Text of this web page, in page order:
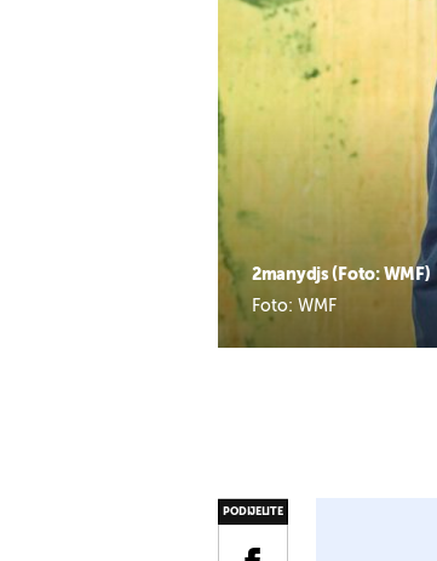
2manydjs (Foto: WMF)
Foto: WMF
PODIJELITE